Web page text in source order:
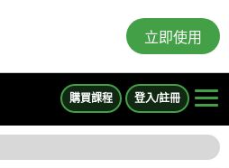
立即使用
購買課程 登入/註冊